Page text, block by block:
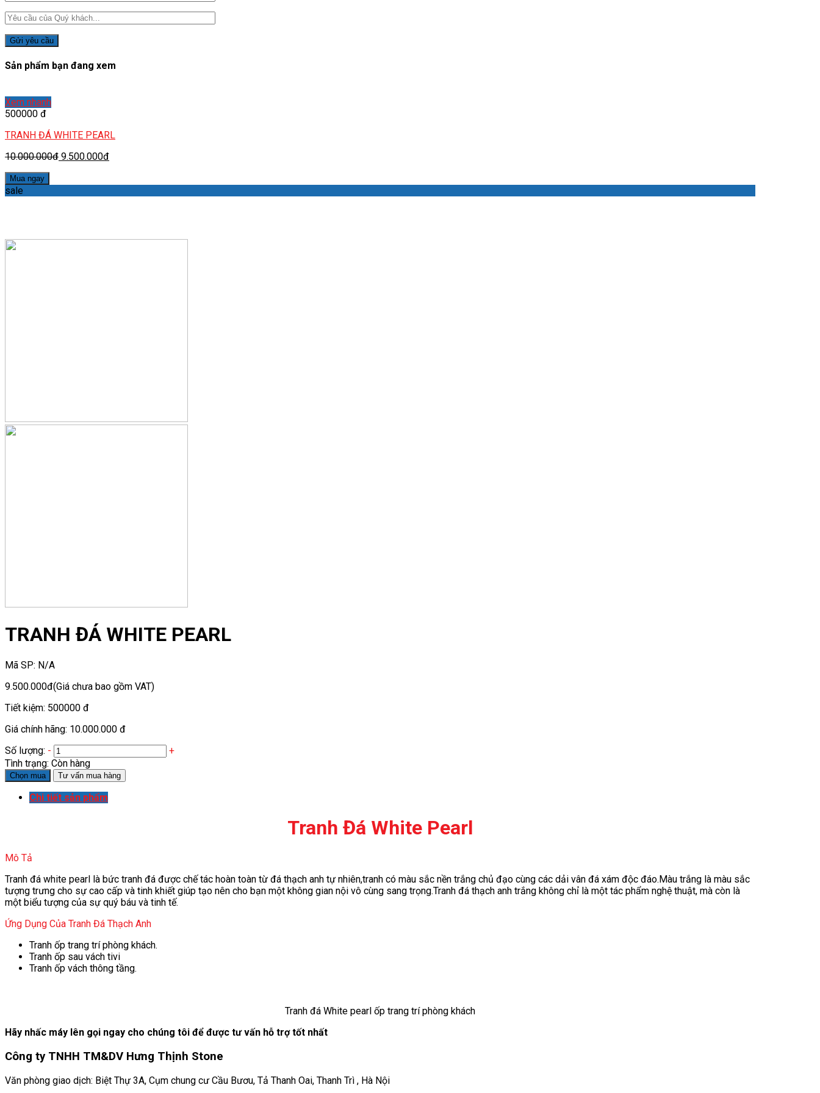
Sản phẩm bạn đang xem
Xem nhanh
500000 đ
TRANH ĐÁ WHITE PEARL
10.000.000đ 9.500.000đ
Mua ngay
sale
TRANH ĐÁ WHITE PEARL
Mã SP: N/A
9.500.000đ(Giá chưa bao gồm VAT)
Tiết kiệm: 500000 đ
Giá chính hãng: 10.000.000 đ
Số lượng: -
+
Tình trạng: Còn hàng
Chọn mua Tư vấn mua hàng
Chi tiết sản phẩm
Tranh Đá White Pearl
Mô Tả
Tranh đá white pearl là bức tranh đá được chế tác hoàn toàn từ đá thạch anh tự nhiên,tranh có màu sắc nền trắng chủ đạo cùng các dải vân đá xám độc đáo.Màu trắng là màu sắc
tượng trưng cho sự cao cấp và tinh khiết giúp tạo nên cho bạn một không gian nội vô cùng sang trọng.Tranh đá thạch anh trắng không chỉ là một tác phẩm nghệ thuật, mà còn là
một biểu tượng của sự quý báu và tinh tế.
Ứng Dụng Của Tranh Đá Thạch Anh
Tranh ốp trang trí phòng khách.
Tranh ốp sau vách tivi
Tranh ốp vách thông tầng.
Tranh đá White pearl ốp trang trí phòng khách
Hãy nhấc máy lên gọi ngay cho chúng tôi để được tư vấn hỗ trợ tốt nhất
Công ty TNHH TM&DV Hưng Thịnh Stone
Văn phòng giao dịch: Biệt Thự 3A, Cụm chung cư Cầu Bươu, Tả Thanh Oai, Thanh Trì , Hà Nội